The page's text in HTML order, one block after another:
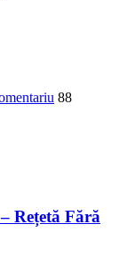
88
Rețetă Fără